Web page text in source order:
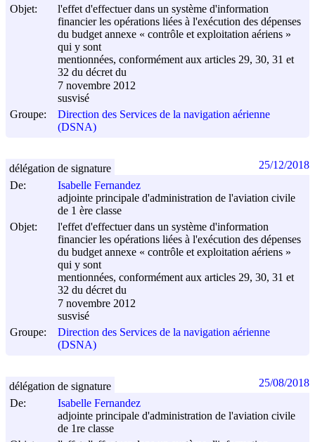
Objet:
l'effet d'effectuer dans un système d'information
financier les opérations liées à l'exécution des dépenses
du budget annexe « contrôle et exploitation aériens »
qui y sont
mentionnées, conformément aux articles 29, 30, 31 et
32 du décret du
7 novembre 2012
susvisé
Groupe:
Direction des Services de la navigation aérienne
(DSNA)
De:
Isabelle Fernandez
adjointe principale d'administration de l'aviation civile
de 1 ère classe
Objet:
l'effet d'effectuer dans un système d'information
financier les opérations liées à l'exécution des dépenses
du budget annexe « contrôle et exploitation aériens »
qui y sont
mentionnées, conformément aux articles 29, 30, 31 et
32 du décret du
7 novembre 2012
susvisé
Groupe:
Direction des Services de la navigation aérienne
(DSNA)
délégation de signature 25/12/2018
De:
Isabelle Fernandez
adjointe principale d'administration de l'aviation civile
de 1re classe
délégation de signature 25/08/2018